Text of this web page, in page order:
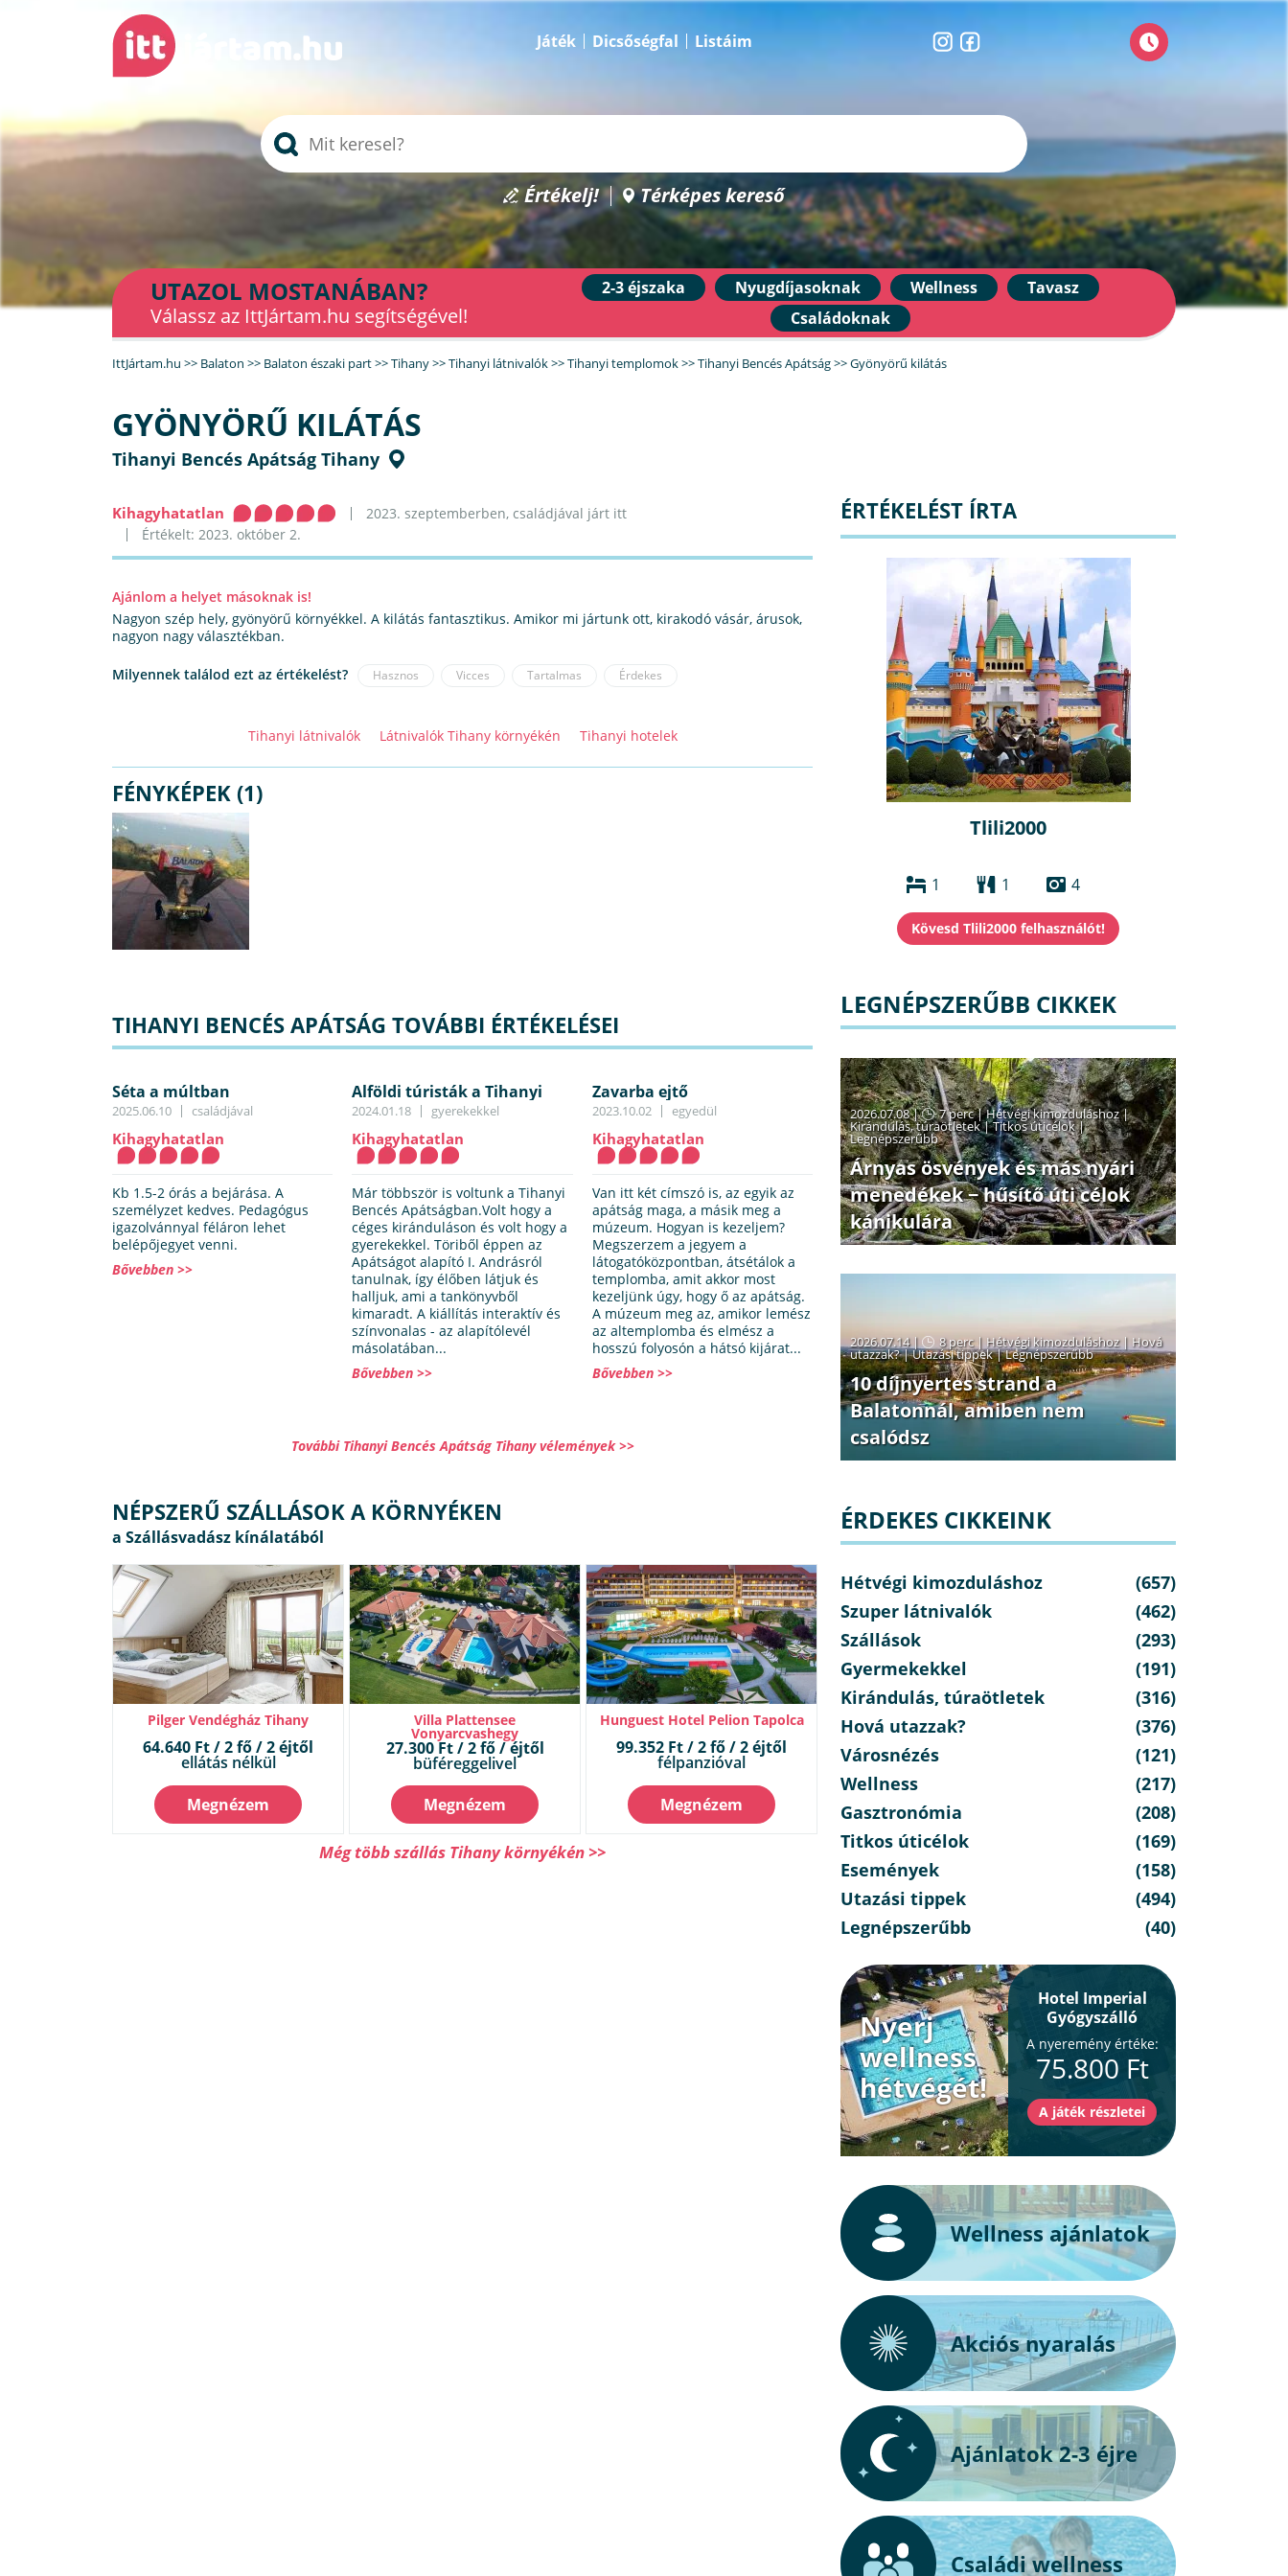
Játék Dicsőségfal Listáim
Értékelj! Térképes kereső
UTAZOL MOSTANÁBAN?
Válassz az IttJártam.hu segítségével!
2-3 éjszaka Nyugdíjasoknak Wellness
Tavasz
Családoknak
IttJártam.hu >> Balaton >> Balaton északi part>>Tihany>>Tihanyi látnivalók>>Tihanyi templomok>>Tihanyi Bencés Apátság>>Gyönyörű kilátás
GYÖNYÖRŰ KILÁTÁS
Tihanyi Bencés Apátság Tihany
Kihagyhatatlan
2023. szeptemberben, családjával járt itt
Értékelt: 2023. október 2.
Ajánlom a helyet másoknak is!
Nagyon szép hely, gyönyörű környékkel. A kilátás fantasztikus. Amikor mi jártunk ott, kirakodó vásár, árusok,
nagyon nagy választékban.
Milyennek találod ezt az értékelést? Hasznos Vicces Tartalmas Érdekes
Tihanyi látnivalók Látnivalók Tihany környékén Tihanyi hotelek
FÉNYKÉPEK (1)
TIHANYI BENCÉS APÁTSÁG TOVÁBBI ÉRTÉKELÉSEI
Séta a múltban
2025.06.10 családjával
Kihagyhatatlan
Kb 1.5-2 órás a bejárása. A
személyzet kedves. Pedagógus
igazolvánnyal féláron lehet
belépőjegyet venni.
Bővebben >>
Alföldi túristák a Tihanyi
Bencés Apátságban
2024.01.18 gyerekekkel
Kihagyhatatlan
Már többször is voltunk a Tihanyi
Bencés Apátságban.Volt hogy a
céges kiránduláson és volt hogy a
gyerekekkel. Töriből éppen az
Apátságot alapító I. Andrásról
tanulnak, így élőben látjuk és
halljuk, ami a tankönyvből
kimaradt. A kiállítás interaktív és
színvonalas - az alapítólevél
másolatában...
Bővebben >>
Zavarba ejtő
2023.10.02 egyedül
Kihagyhatatlan
Van itt két címszó is, az egyik az
apátság maga, a másik meg a
múzeum. Hogyan is kezeljem?
Megszerzem a jegyem a
látogatóközpontban, átsétálok a
templomba, amit akkor most
kezeljünk úgy, hogy ő az apátság.
A múzeum meg az, amikor lemész
az altemplomba és elmész a
hosszú folyosón a hátsó kijárat...
Bővebben >>
További Tihanyi Bencés Apátság Tihany vélemények >>
NÉPSZERŰ SZÁLLÁSOK A KÖRNYÉKEN
Pilger Vendégház Tihany
64.640 Ft / 2 fő / 2 éjtől
ellátás nélkül
Megnézem
Villa Plattensee
Vonyarcvashegy
27.300 Ft / 2 fő / éjtől
büféreggelivel
Megnézem
Hunguest Hotel Pelion Tapolca
99.352 Ft / 2 fő / 2 éjtől
félpanzióval
Megnézem
Még több szállás Tihany környékén >>
ÉRTÉKELÉST ÍRTA
Tlili2000
1 1 4
LEGNÉPSZERŰBB CIKKEK
2026.07.08 | 7 perc|Hétvégi kimozduláshoz|
Kirándulás, túraötletek|Titkos úticélok|
Legnépszerűbb
Árnyas ösvények és más nyári
menedékek − hűsítő úti célok
kánikulára
2026.07.14 | 8 perc| Hétvégi kimozduláshoz| Hová
utazzak?|Utazási tippek|Legnépszerűbb
10 díjnyertes strand a
Balatonnál, amiben nem
csalódsz
ÉRDEKES CIKKEINK
Hétvégi kimozduláshoz
(657)
Szuper látnivalók
(462)
Szállások
(293)
Gyermekekkel
(191)
Kirándulás, túraötletek
(316)
Hová utazzak?
(376)
Városnézés
(121)
Wellness
(217)
Gasztronómia
(208)
Titkos úticélok
(169)
Események
(158)
Utazási tippek
(494)
Legnépszerűbb
(40)
Nyerj
wellness
hétvégét!
Hotel Imperial
Gyógyszálló
A nyeremény értéke:
75.800 Ft
Wellness ajánlatok
Akciós nyaralás
Ajánlatok 2-3 éjre
Családi wellness